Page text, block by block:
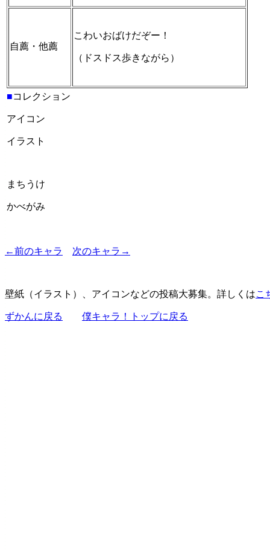
自薦・他薦
こわいおばけだぞー！
（ドスドス歩きながら）
■コレクション
アイコン
イラスト
まちうけ
かべがみ
←前のキャラ 次のキャラ→
壁紙（イラスト）、アイコンなどの投稿大募集。詳しくはこ
ずかんに戻る 僕キャラ！トップに戻る